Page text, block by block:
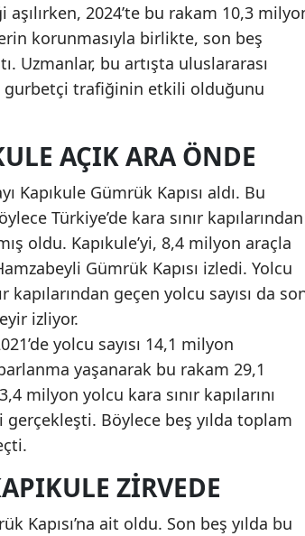
2024’te bu rakam 10,3
korunmasıyla birlikte, son beş
Uzmanlar, bu artışta uluslararası
gurbetçi trafiğinin etkili olduğunu
AÇIK ARA ÖNDE
Kapıkule Gümrük Kapısı aldı. Bu
Türkiye’de kara sınır kapılarından
oldu. Kapıkule’yi, 8,4 milyon araçla
Gümrük Kapısı izledi. Yolcu
kapılarından geçen yolcu sayısı da
izliyor.
yolcu sayısı 14,1 milyon
yaşanarak bu rakam 29,1
milyon yolcu kara sınır kapılarını
gerçekleşti. Böylece beş yılda toplam
ZIRVEDE
Kapısı’na ait oldu. Son beş yılda bu